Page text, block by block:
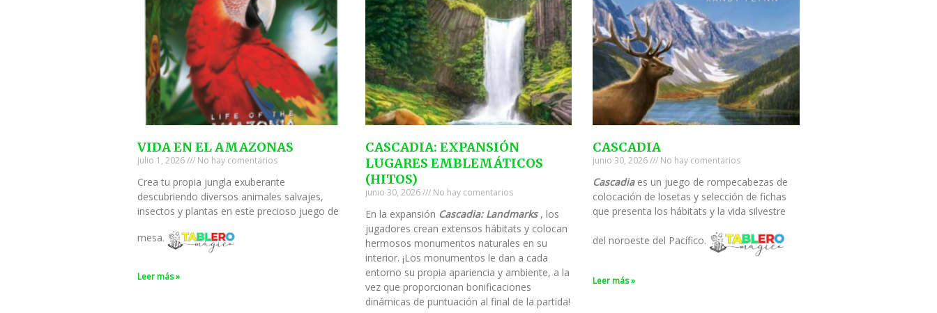
VIDA EN EL AMAZONAS
julio 1, 2026 No hay comentarios
Crea tu propia jungla exuberante
descubriendo diversos animales salvajes,
insectos y plantas en este precioso juego de
mesa.
Leer más »
CASCADIA: EXPANSIÓN
LUGARES EMBLEMÁTICOS
(HITOS)
junio 30, 2026 No hay comentarios
En la expansión Cascadia: Landmarks, los
jugadores crean extensos hábitats y colocan
hermosos monumentos naturales en su
interior. ¡Los monumentos le dan a cada
entorno su propia apariencia y ambiente, a la
vez que proporcionan bonificaciones
dinámicas de puntuación al final de la partida!
CASCADIA
junio 30, 2026 No hay comentarios
Cascadiaes un juego de rompecabezas de
colocación de losetas y selección de fichas
que presenta los hábitats y la vida silvestre
del noroeste del Pacífico.
Leer más »